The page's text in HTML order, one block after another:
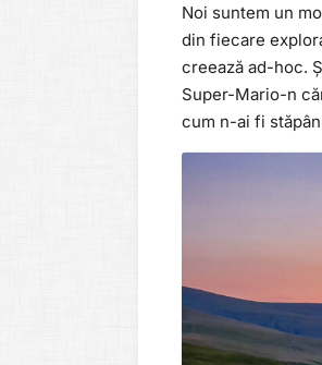
Noi suntem un
din fiecare
creează ad-hoc.
Super-Mario-n
cum n-ai fi